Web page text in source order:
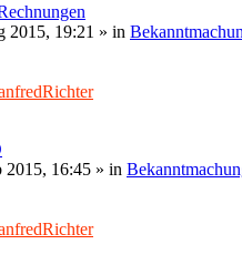
2015, 19:21 » in
2015, 16:45 » in